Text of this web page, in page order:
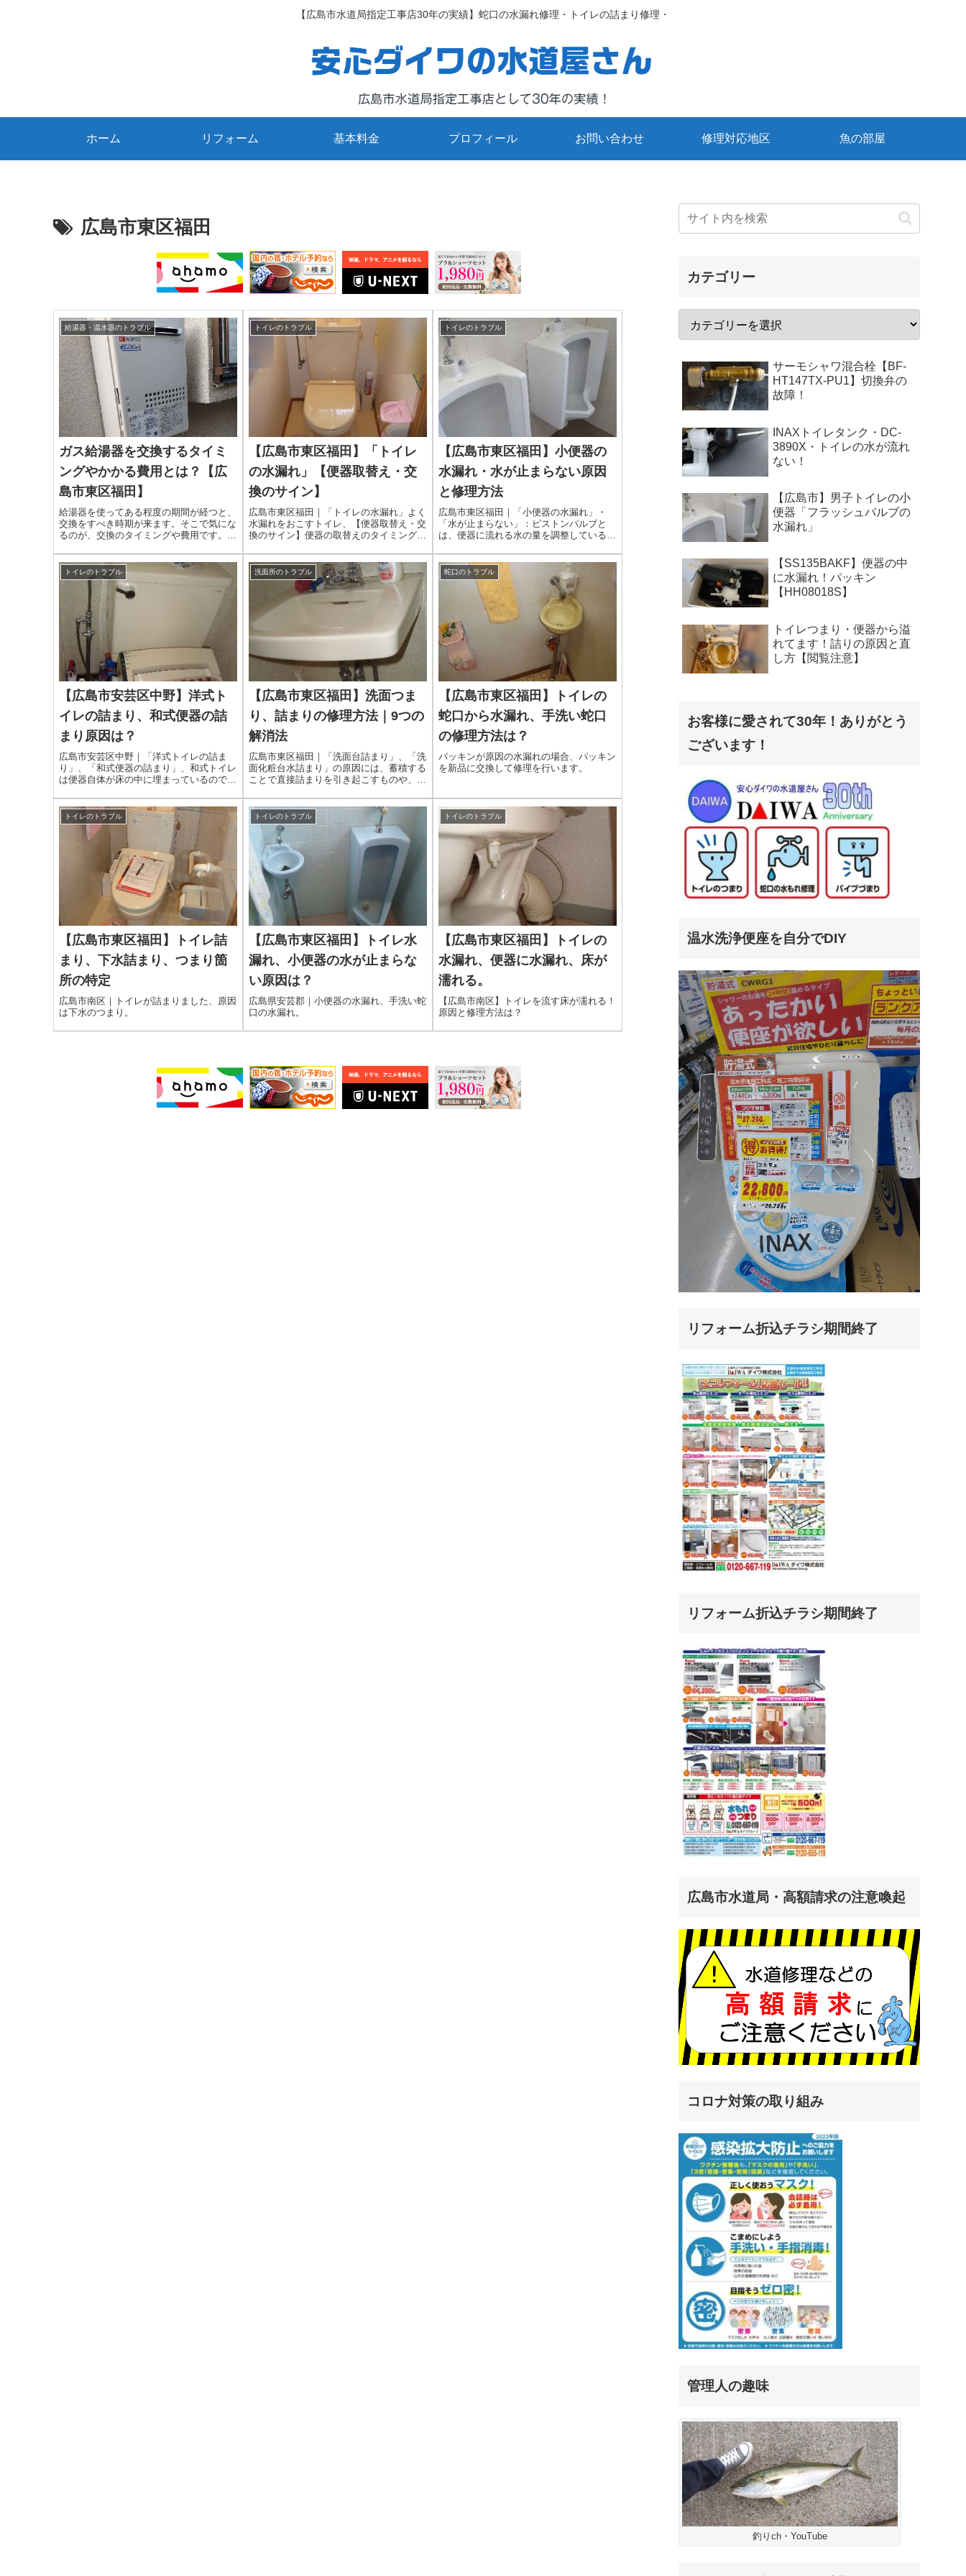
【広島市水道局指定工事店30年の実績】蛇口の水漏れ修理・トイレの詰まり修理・
ホーム リフォーム 基本料金 プロフィール お問い合わせ 修理対応地区 魚の部屋
広島市東区福田
給湯器・温水器のトラブル
ガス給湯器を交換するタイミ
ングやかかる費用とは？【広
島市東区福田】
給湯器を使ってある程度の期間が経つと、
交換をすべき時期が来ます。そこで気にな
るのが、交換のタイミングや費用です。給
がわかれば、急な交換や予想外の出費に見
舞われることがなくなるでしょう。この記
事では、給湯器を交換するタイミングやか
かる費用、業者に交換を依頼する際の注意
点などについて解説します。給湯器の交換
を検討する際の参考にしてください。
トイレのトラブル
【広島市東区福田】「トイレ
の水漏れ」【便器取替え・交
換のサイン】
広島市東区福田｜「トイレの水漏れ」よく
水漏れをおこすトイレ、【便器取替え・交
換のサイン】便器の取替えのタイミングや
ではないでしょうか。ここでは、便器の経
年劣化や、取替えのタイミング、取替えに
かかる費用について紹介します。
トイレのトラブル
【広島市東区福田】小便器の
水漏れ・水が止まらない原因
と修理方法
広島市東区福田｜「小便器の水漏れ」・
「水が止まらない」：ピストンバルブと
は、便器に流れる水の量を調整しているバ
から小便器の中に直接水が流れていきま
す。水が流れるとバルブが閉まって、「小
便器」の中に水が流れなくなります。
トイレのトラブル
【広島市安芸区中野】洋式ト
イレの詰まり、和式便器の詰
まり原因は？
広島市安芸区中野｜「洋式トイレの詰ま
り」、「和式便器の詰まり」、和式トイレ
は便器自体が床の中に埋まっているので異
には便器を割って異物をとり出すしかあり
ません。この作業は専門業者に相談しまし
ょう。
洗面所のトラブル
【広島市東区福田】洗面つま
り、詰まりの修理方法｜9つの
解消法
広島市東区福田｜「洗面台詰まり」、「洗
面化粧台水詰まり」の原因には、蓄積する
ことで直接詰まりを引き起こすものや、他
すものがあります。
蛇口のトラブル
【広島市東区福田】トイレの
蛇口から水漏れ、手洗い蛇口
の修理方法は？
パッキンが原因の水漏れの場合、パッキン
を新品に交換して修理を行います。
トイレのトラブル
【広島市東区福田】トイレ詰
まり、下水詰まり、つまり箇
所の特定
広島市南区｜トイレが詰まりました、原因
は下水のつまり。
トイレのトラブル
【広島市東区福田】トイレ水
漏れ、小便器の水が止まらな
い原因は？
広島県安芸郡｜小便器の水漏れ、手洗い蛇
口の水漏れ。
トイレのトラブル
【広島市東区福田】トイレの
水漏れ、便器に水漏れ、床が
濡れる。
【広島市南区】トイレを流す床が濡れる！
原因と修理方法は？
カテゴリー
サーモシャワ混合栓【BF-
HT147TX-PU1】切換弁の
故障！
INAXトイレタンク・DC-
3890X・トイレの水が流れ
ない！
【広島市】男子トイレの小
便器「フラッシュバルブの
水漏れ」
【SS135BAKF】便器の中
に水漏れ！パッキン
【HH08018S】
トイレつまり・便器から溢
れてます！詰りの原因と直
し方【閲覧注意】
お客様に愛されて30年！ありがとう
ございます！
温水洗浄便座を自分でDIY
リフォーム折込チラシ期間終了
リフォーム折込チラシ期間終了
広島市水道局・高額請求の注意喚起
コロナ対策の取り組み
管理人の趣味
釣りch・YouTube